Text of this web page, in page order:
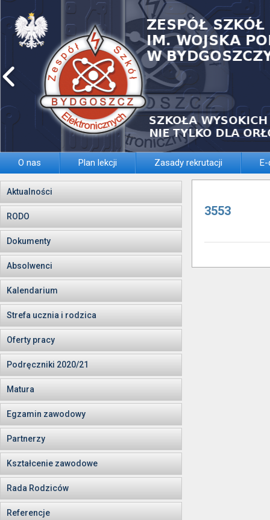
O nas Plan lekcji Zasady rekrutacji
Aktualności
RODO
Dokumenty
Absolwenci
Kalendarium
Strefa ucznia i rodzica
Oferty pracy
Podręczniki 2020/21
Matura
Egzamin zawodowy
Partnerzy
Kształcenie zawodowe
Rada Rodziców
Referencje
3553